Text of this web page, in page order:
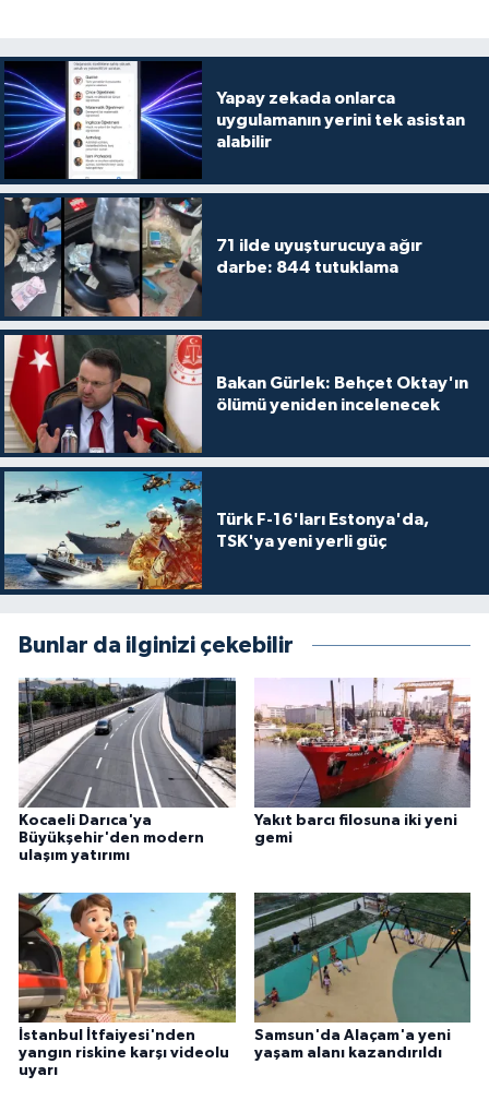
Yapay zekada onlarca
uygulamanın yerini tek asistan
alabilir
71 ilde uyuşturucuya ağır
darbe: 844 tutuklama
Bakan Gürlek: Behçet Oktay'ın
ölümü yeniden incelenecek
Türk F-16'ları Estonya'da,
TSK'ya yeni yerli güç
Bunlar da ilginizi çekebilir
Kocaeli Darıca'ya
Büyükşehir'den modern
ulaşım yatırımı
Yakıt barcı filosuna iki yeni
gemi
İstanbul İtfaiyesi'nden
yangın riskine karşı videolu
uyarı
Samsun'da Alaçam'a yeni
yaşam alanı kazandırıldı